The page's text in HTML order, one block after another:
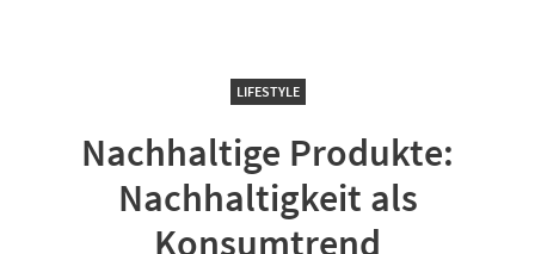
LIFESTYLE
Nachhaltige Produkte:
Nachhaltigkeit als
Konsumtrend